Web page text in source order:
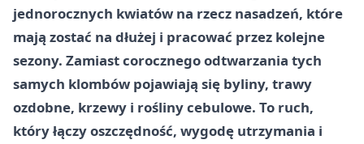
jednorocznych kwiatów na rzecz nasadzeń, które
mają zostać na dłużej i pracować przez kolejne
sezony. Zamiast corocznego odtwarzania tych
samych klombów pojawiają się byliny, trawy
ozdobne, krzewy i rośliny cebulowe. To ruch,
który łączy oszczędność, wygodę utrzymania i